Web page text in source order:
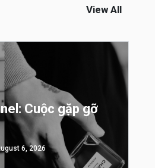
View All
Cuộc gặp gỡ
6, 2026